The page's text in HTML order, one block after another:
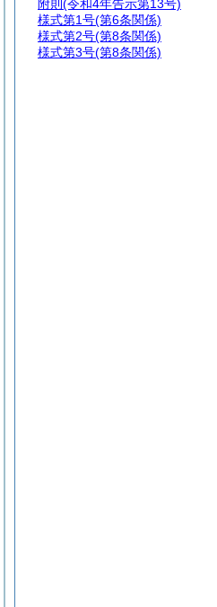
附則 (令和4年告示第13号)
様式第1号(第6条関係)
様式第2号(第8条関係)
様式第3号(第8条関係)